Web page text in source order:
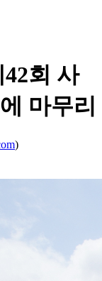
회 사
마무리
)